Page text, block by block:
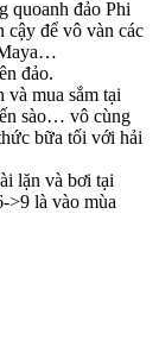
quoanh đảo Phi
để vô vàn các
đảo.
và mua sắm tại
sào… vô cùng
bữa tối với hải
lặn và bơi tại
>9 là vào mùa